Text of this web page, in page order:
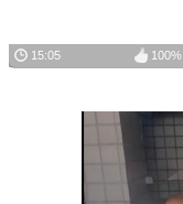
15:05 100%